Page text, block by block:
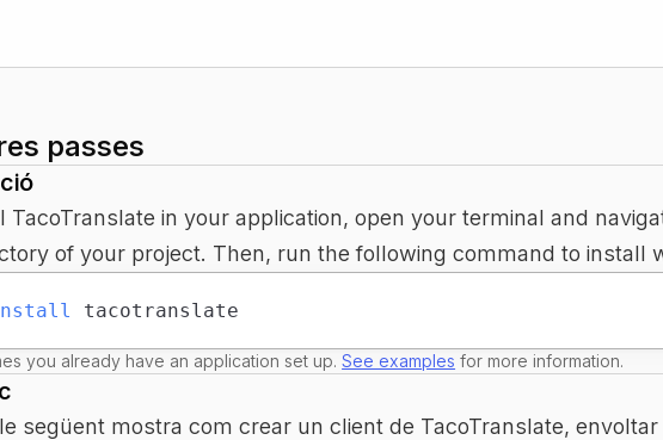
passes
TacoTranslate in your application, open your terminal and
of your project. Then, run the following command to install
tacotranslate
you already have an application set up.See examples for more information.
següent mostra com crear un client de TacoTranslate, envoltar